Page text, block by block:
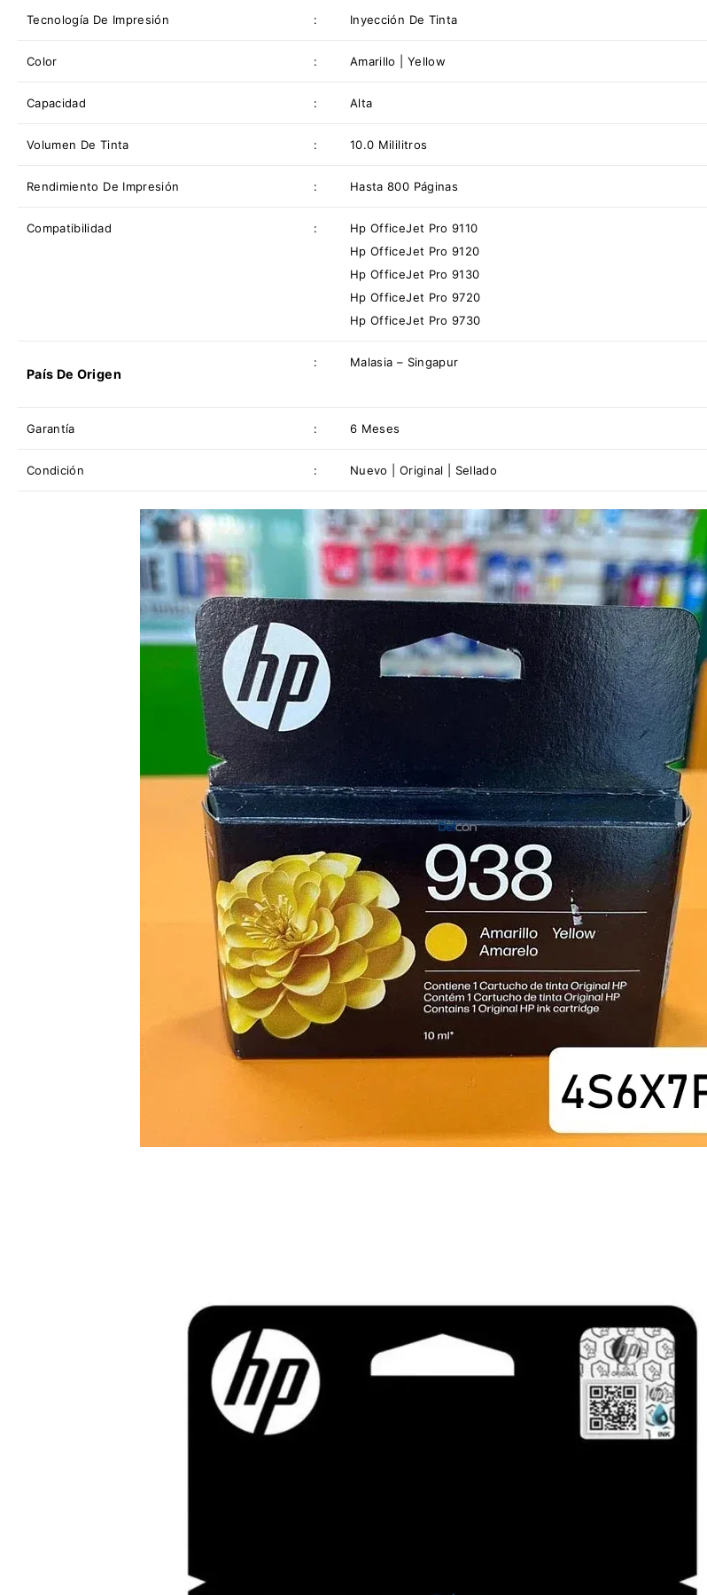
Tecnología De Impresión : Inyección De Tinta
Color : Amarillo | Yellow
Capacidad : Alta
Volumen De Tinta : 10.0 Mililitros
Rendimiento De Impresión : Hasta 800 Páginas
Compatibilidad :
Hp OfficeJet Pro 9110
Hp OfficeJet Pro 9120
Hp OfficeJet Pro 9130
Hp OfficeJet Pro 9720
Hp OfficeJet Pro 9730
País De Origen
: Malasia – Singapur
Garantía : 6 Meses
Condición : Nuevo | Original | Sellado